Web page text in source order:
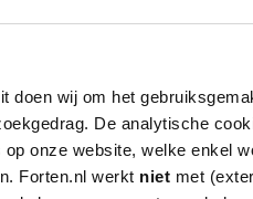
doen wij om het
De analytische
onze website, welke enkel
Forten.nl werkt niet met